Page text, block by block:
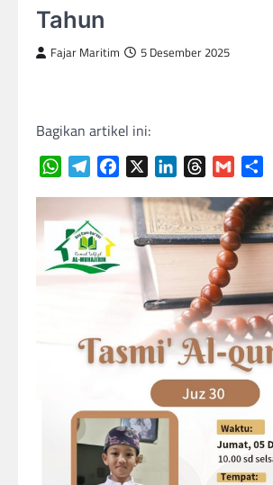
Tahun
Fajar Maritim 5 Desember 2025
Bagikan artikel ini:
WhatsAppTelegramFacebook LinkedInThreads
Gmail